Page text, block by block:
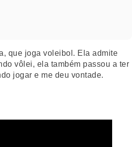
que joga voleibol. Ela admite
vôlei, ela também passou a ter
jogar e me deu vontade.